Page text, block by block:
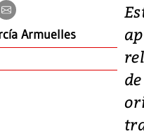
Armuelles